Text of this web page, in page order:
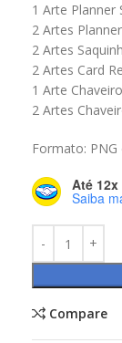
1 Arte Planner
2 Artes
2 Artes
2 Artes Card
1 Arte Chaveiro
2 Artes
Formato: PNG
Até
Saiba
Compare